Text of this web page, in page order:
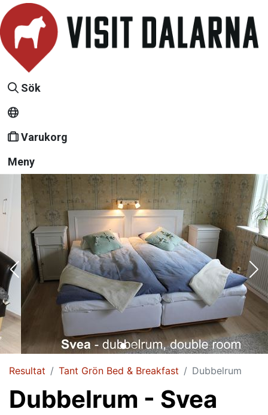
Sök
Varukorg
Meny
Resultat Tant Grön Bed & Breakfast Dubbelrum
Dubbelrum - Svea